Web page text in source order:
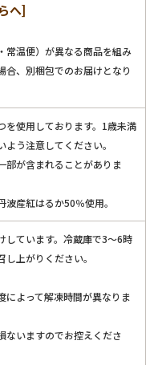
へ]
常温便）が異なる商品を組み
合、別梱包でのお届けとなり
を使用しております。1歳未満
う注意してください。
部が含まれることがありま
波産紅はるか50％使用。
しています。冷蔵庫で3～6時
上がりください。
によって解凍時間が異なりま
ないますのでお控えくださ